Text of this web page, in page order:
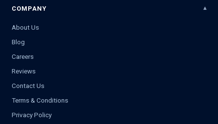
COMPANY
About Us
Blog
Careers
Reviews
Contact Us
Terms & Conditions
Privacy Policy